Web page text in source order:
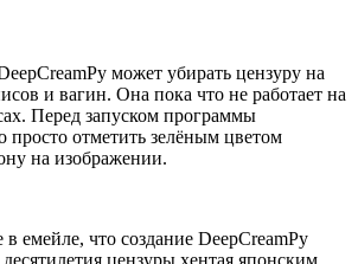
может убирать цензуру на
и вагин. Она пока что не работает на
Перед запуском программы
просто отметить зелёным цветом
на изображении.
емейле, что создание DeepCreamPy